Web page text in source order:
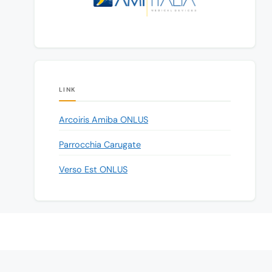
LINK
Arcoiris Amiba ONLUS
Parrocchia Carugate
Verso Est ONLUS